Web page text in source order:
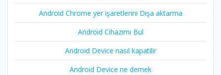
Android Chrome yer işaretlerini Dışa aktarma
Android Cihazımı Bul
Android Device nasıl kapatilir
Android Device ne demek